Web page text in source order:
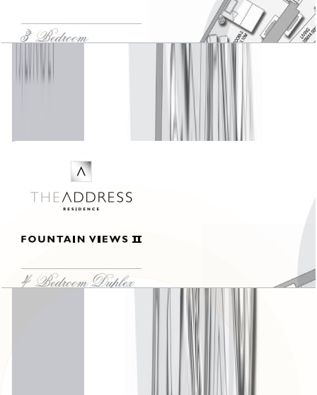
The Address Fountain Views II, 3 BR , Unit 03,
The Address Fountain Views II, 4 BR Duplex ,
Unit 02-04, Level 48-50-52, 2729 SQFT